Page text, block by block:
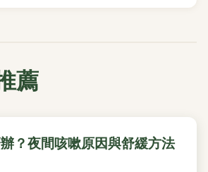
薦
？夜間咳嗽原因與舒緩方法